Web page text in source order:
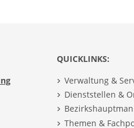
QUICKLINKS:
Verwaltung &
Dienststellen &
Themen &